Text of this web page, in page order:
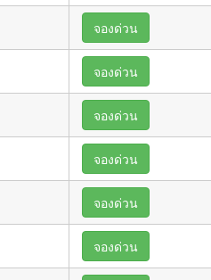
จองด่วน
จองด่วน
จองด่วน
จองด่วน
จองด่วน
จองด่วน